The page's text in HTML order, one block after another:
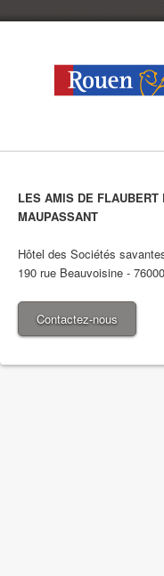
LES AMIS DE FLAUBERT
MAUPASSANT
Hôtel des Sociétés
190 rue Beauvoisine - 76000
Contactez-nous